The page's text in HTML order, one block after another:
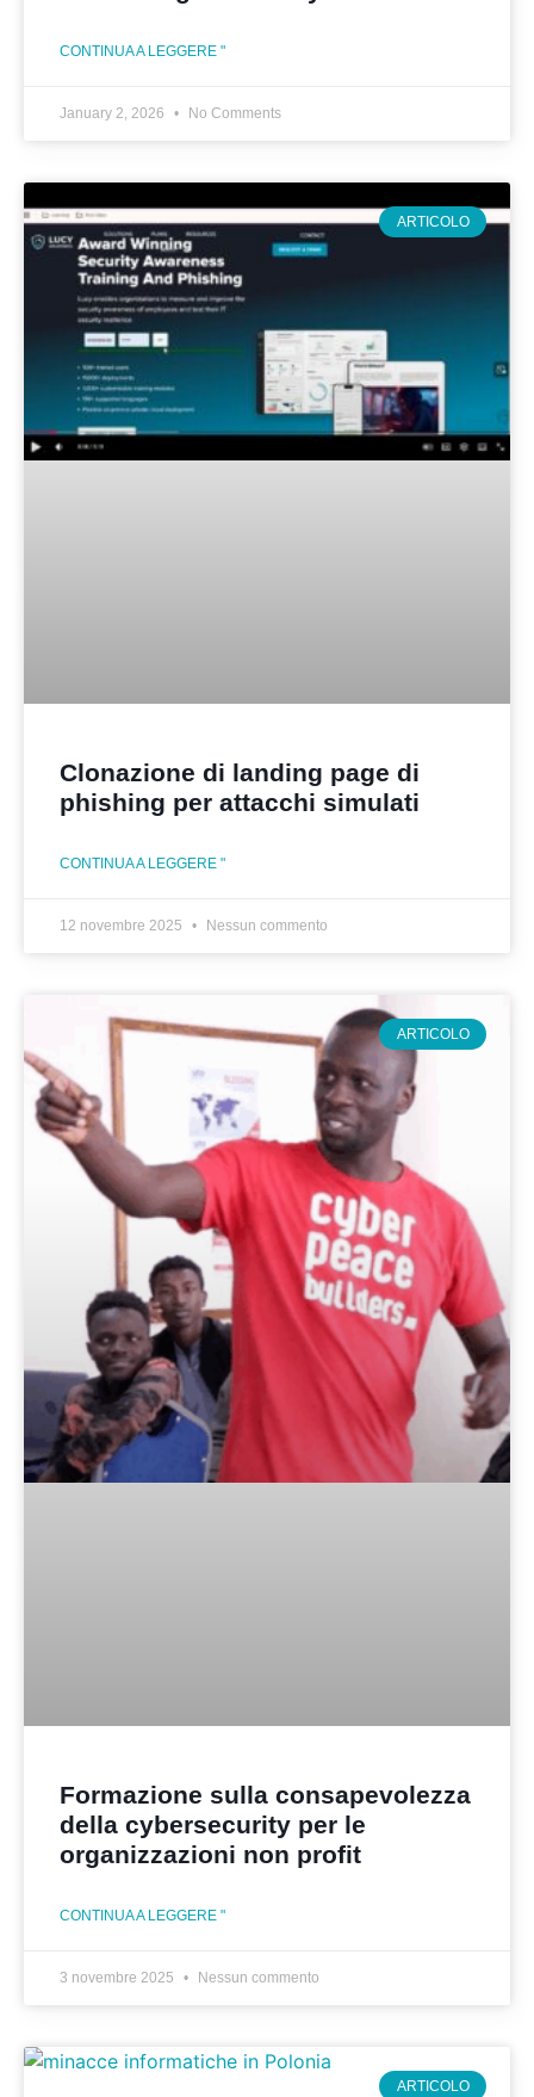
CONTINUA A LEGGERE "
January 2, 2026 No Comments
ARTICOLO
Clonazione di landing page di
phishing per attacchi simulati
CONTINUA A LEGGERE "
12 novembre 2025 Nessun commento
ARTICOLO
Formazione sulla consapevolezza
della cybersecurity per le
organizzazioni non profit
CONTINUA A LEGGERE "
3 novembre 2025 Nessun commento
ARTICOLO